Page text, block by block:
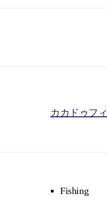
カカドゥフ
Fishing